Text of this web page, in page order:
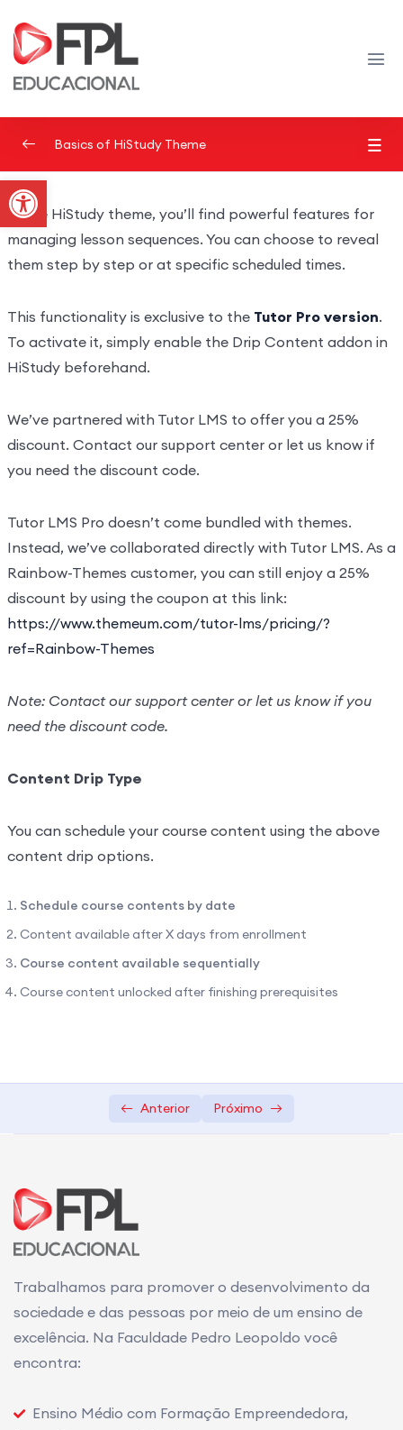
Video Lessons Types
Texts Lessons Types 0/5
Lesson with Text and Uploaded Materials
Drip Content Lesson
Video Conferences Lessons Types
Quizzes & Questions 0/1
Basics of HiStudy Theme
In the HiStudy theme, you’ll find powerful features for
managing lesson sequences. You can choose to reveal
them step by step or at specific scheduled times.
This functionality is exclusive to the Tutor Pro version.
To activate it, simply enable the Drip Content addon in
HiStudy beforehand.
We’ve partnered with Tutor LMS to offer you a 25%
discount. Contact our support center or let us know if
you need the discount code.
Tutor LMS Pro doesn’t come bundled with themes.
Instead, we’ve collaborated directly with Tutor LMS. As a
Rainbow-Themes customer, you can still enjoy a 25%
discount by using the coupon at this link:
https://www.themeum.com/tutor-lms/pricing/?
ref=Rainbow-Themes
Note: Contact our support center or let us know if you
need the discount code.
Content Drip Type
You can schedule your course content using the above
content drip options.
Schedule course contents by date
Content available after X days from enrollment
Course content available sequentially
Course content unlocked after finishing prerequisites
Anterior Próximo
Trabalhamos para promover o desenvolvimento da
sociedade e das pessoas por meio de um ensino de
excelência. Na Faculdade Pedro Leopoldo você
encontra:
Ensino Médio com Formação Empreendedora,
Abrir a barra de ferramentas